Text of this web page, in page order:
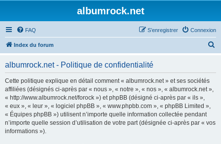
albumrock.net
FAQ Connexion
S’enregistrer
Index du forum
albumrock.net - Politique de confidentialité
Cette politique explique en détail comment « albumrock.net » et ses sociétés
affiliées (désignés ci-après par « nous », « notre », « nos », « albumrock.net »,
« http://www.albumrock.net/forock ») et phpBB (désigné ci-après par « ils »,
« eux », « leur », « logiciel phpBB », « www.phpbb.com », « phpBB Limited »,
« Équipes phpBB ») utilisent n’importe quelle information collectée pendant
n’importe quelle session d’utilisation de votre part (désignée ci-après par « vos
informations »).